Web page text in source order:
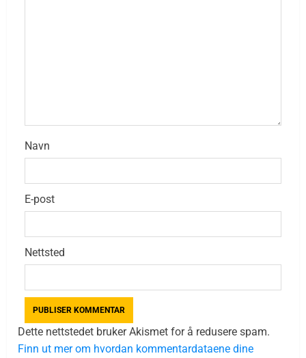
Navn
E-post
Nettsted
Dette nettstedet bruker Akismet for å redusere spam.
Finn ut mer om hvordan kommentardataene dine